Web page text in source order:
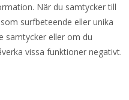
När du samtycker till
surfbeteende eller unika
samtycker eller om du
vissa funktioner negativt.